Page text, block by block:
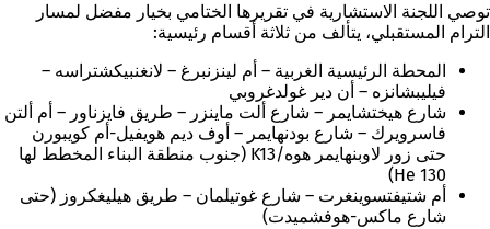
توصي اللجنة الاستشارية في تقريرها الختامي بخيار مفضل لمسار
الترام المستقبلي، يتألف من ثلاثة أقسام رئيسية:
المحطة الرئيسية الغربية – أم لينزنبرغ – لانغنبيكشتراسه –
فيليبشانزه – أن دير غولدغروبي
شارع هيختشايمر – شارع ألت ماينزر – طريق فايزناور – أم ألتن
فاسرويرك – شارع بودنهايمر – أوف ديم هويفيل-أم كويبورن
حتى زور لاوبنهايمر هوه/K13 (جنوب منطقة البناء المخطط لها
He 130)
أم شتيفتسوينغرت – شارع غوتيلمان – طريق هيليغكروز (حتى
شارع ماكس-هوفشميدت)